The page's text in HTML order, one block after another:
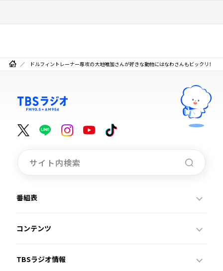
ドルフィントレーナー専攻の大地唯加さんが好きな動物にはなわさんもビックリ！
番組表
コンテンツ
TBSラジオ情報